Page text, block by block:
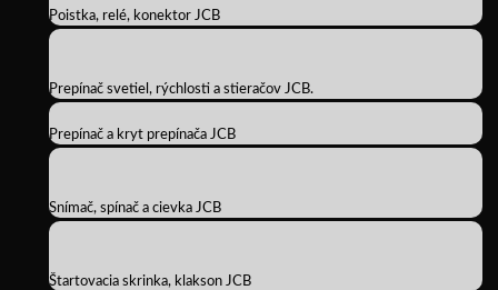
Poistka, relé, konektor JCB
Prepínač svetiel, rýchlosti a stieračov JCB.
Prepínač a kryt prepínača JCB
Snímač, spínač a cievka JCB
Štartovacia skrinka, klakson JCB